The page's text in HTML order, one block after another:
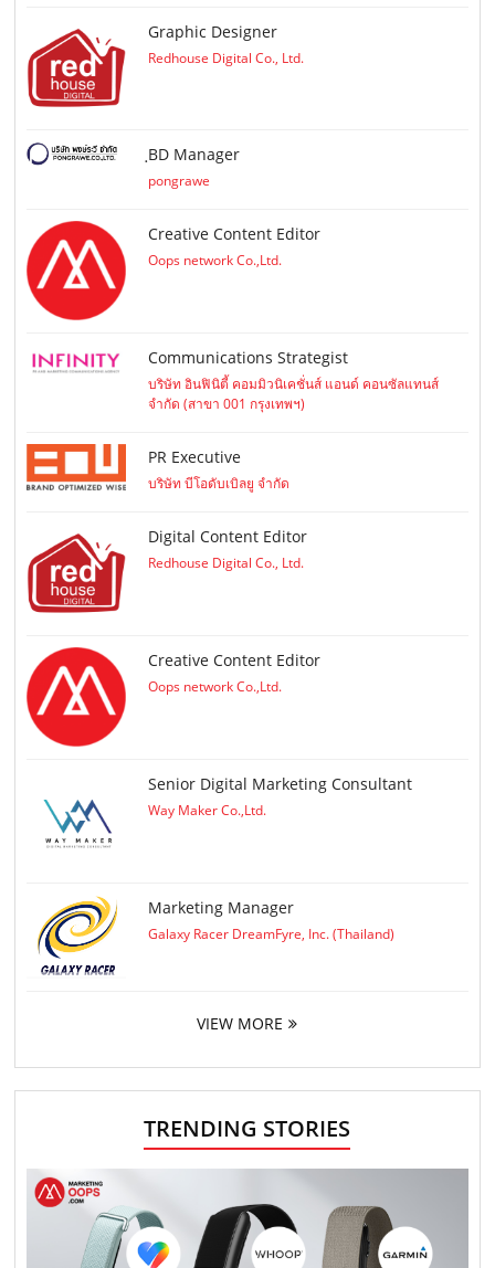
Graphic Designer
Redhouse Digital Co., Ltd.
ฺBD Manager
pongrawe
Creative Content Editor
Oops network Co.,Ltd.
Communications Strategist
บริษัท อินฟินิตี้ คอมมิวนิเคชั่นส์ แอนด์ คอนซัลแทนส์
จำกัด (สาขา 001 กรุงเทพฯ)
PR Executive
บริษัท บีโอดับเบิลยู จำกัด
Digital Content Editor
Redhouse Digital Co., Ltd.
Creative Content Editor
Oops network Co.,Ltd.
Senior Digital Marketing Consultant
Way Maker Co.,Ltd.
Marketing Manager
Galaxy Racer DreamFyre, Inc. (Thailand)
VIEW MORE
TRENDING STORIES